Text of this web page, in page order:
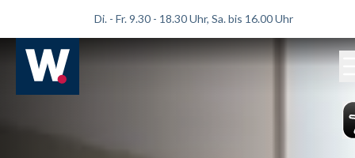
Di. - Fr. 9.30 - 18.30 Uhr, Sa. bis 16.00 Uhr